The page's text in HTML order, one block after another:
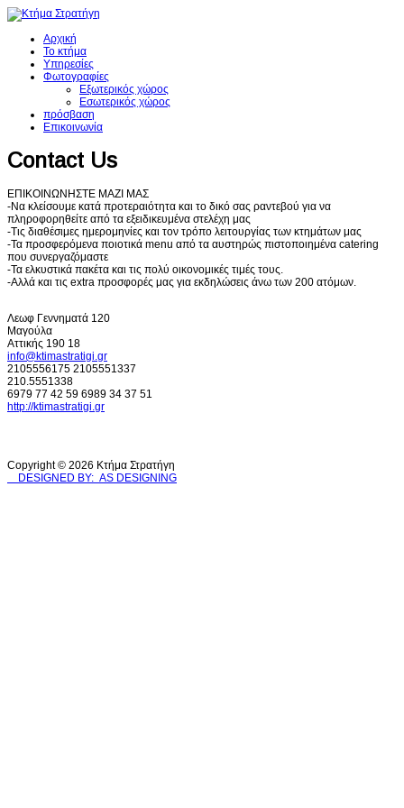
Αρχική
Το κτήμα
Υπηρεσίες
Φωτογραφίες
Εξωτερικός χώρος
Εσωτερικός χώρος
πρόσβαση
Επικοινωνία
Contact Us
ΕΠΙΚΟΙΝΩΝΗΣΤΕ ΜΑΖΙ ΜΑΣ
-Να κλείσουμε κατά προτεραιότητα και το δικό σας ραντεβού για να
πληροφορηθείτε από τα εξειδικευμένα στελέχη μας
-Τις διαθέσιμες ημερομηνίες και τον τρόπο λειτουργίας των κτημάτων μας
-Τα προσφερόμενα ποιοτικά menu από τα αυστηρώς πιστοποιημένα catering
που συνεργαζόμαστε
-Τα ελκυστικά πακέτα και τις πολύ οικονομικές τιμές τους.
-Αλλά και τις extra προσφορές μας για εκδηλώσεις άνω των 200 ατόμων.
Λεωφ Γεννηματά 120
Μαγούλα
Αττικής 190 18
info@ktimastratigi.gr
2105556175 2105551337
210.5551338
6979 77 42 59 6989 34 37 51
http://ktimastratigi.gr
Copyright © 2026 Κτήμα Στρατήγη
DESIGNED BY: AS DESIGNING